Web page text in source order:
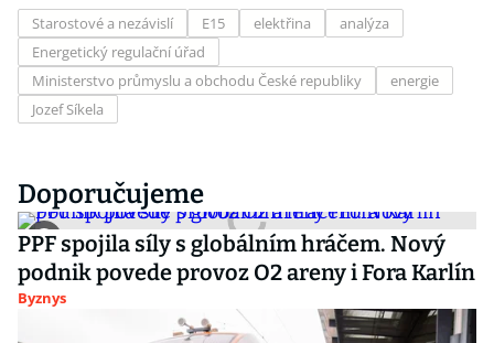
Starostové a nezávislí E15 elektřina
analýza
Energetický regulační úřad
Ministerstvo průmyslu a obchodu České republiky
energie
Jozef Síkela
Doporučujeme
PPF spojila síly s globálním hráčem. Nový
podnik povede provoz O2 areny i Fora Karlín
Byznys